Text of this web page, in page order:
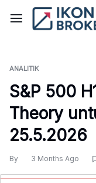
ANALITIK
S&P 500
Theory
25.5.2026
By 3 Months Ago